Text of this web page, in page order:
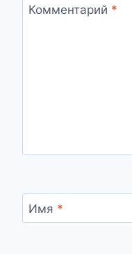
Комментарий *
Имя *